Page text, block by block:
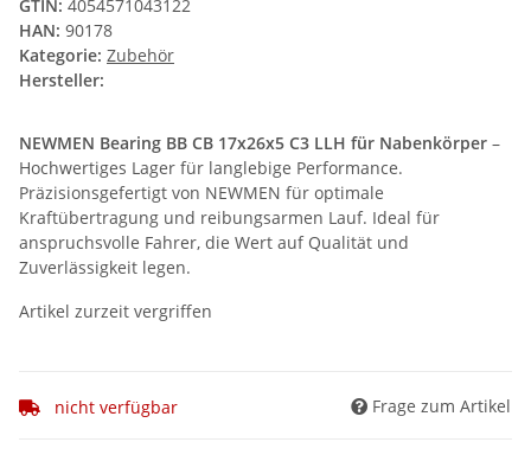
GTIN: 4054571043122
HAN: 90178
Kategorie: Zubehör
Hersteller:
NEWMEN Bearing BB CB 17x26x5 C3 LLH für Nabenkörper –
Hochwertiges Lager für langlebige Performance.
Präzisionsgefertigt von NEWMEN für optimale
Kraftübertragung und reibungsarmen Lauf. Ideal für
anspruchsvolle Fahrer, die Wert auf Qualität und
Zuverlässigkeit legen.
Artikel zurzeit vergriffen
nicht verfügbar Frage zum Artikel